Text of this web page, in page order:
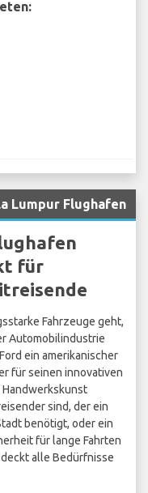
Lumpur Flughafen
für
Fahrzeuge geht,
Automobilindustrie
ein amerikanischer
für seinen innovativen
sind, der ein
benötigt, oder ein
für lange Fahrten
alle Bedürfnisse